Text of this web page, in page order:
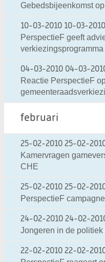
Gebedsbijeenkomst
10-03-2010 10-03-
PerspectieF geeft
verkiezingsprogramma
04-03-2010 04-03-
Reactie PerspectieF
februari
25-02-2010 25-02-
Kamervragen
CHE
25-02-2010 25-02-
PerspectieF
24-02-2010 24-02-
Jongeren in de politiek
22-02-2010 22-02-